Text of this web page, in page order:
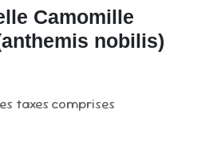
Camomille
nobilis)
taxes comprises